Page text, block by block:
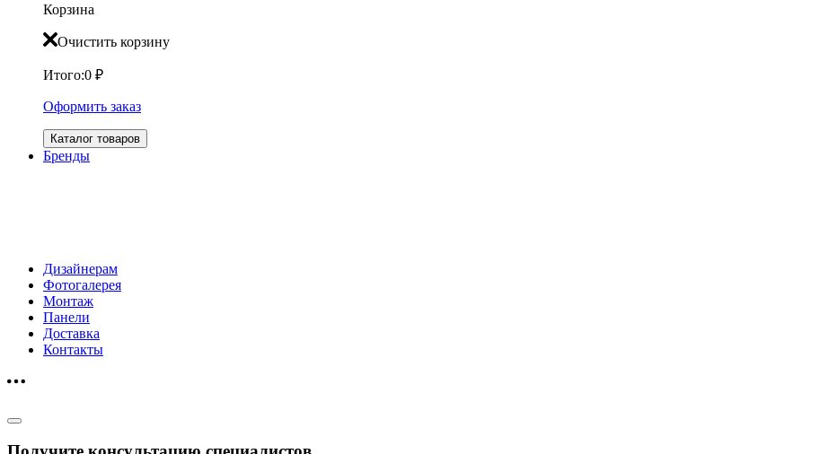
Корзина
Очистить корзину
Итого:0 ₽
Оформить заказ
Каталог товаров
Бренды
Дизайнерам
Фотогалерея
Монтаж
Панели
Доставка
Контакты